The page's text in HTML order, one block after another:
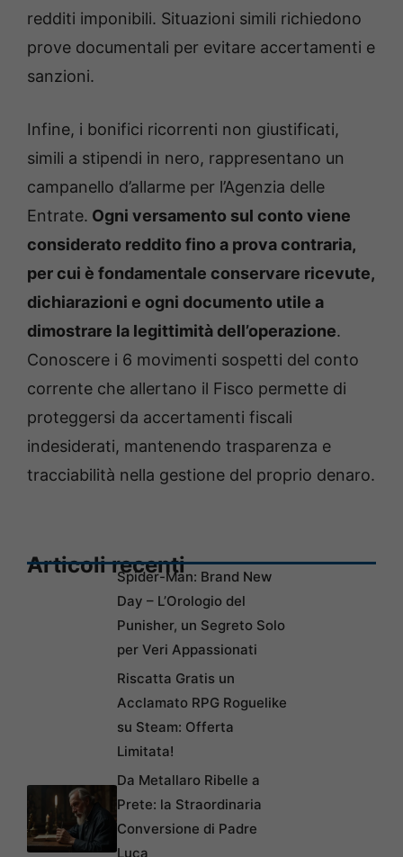
redditi imponibili. Situazioni simili richiedono
prove documentali per evitare accertamenti e
sanzioni.
Infine, i bonifici ricorrenti non giustificati,
simili a stipendi in nero, rappresentano un
campanello d’allarme per l’Agenzia delle
Entrate. Ogni versamento sul conto viene
considerato reddito fino a prova contraria,
per cui è fondamentale conservare ricevute,
dichiarazioni e ogni documento utile a
dimostrare la legittimità dell’operazione.
Conoscere i 6 movimenti sospetti del conto
corrente che allertano il Fisco permette di
proteggersi da accertamenti fiscali
indesiderati, mantenendo trasparenza e
tracciabilità nella gestione del proprio denaro.
Articoli recentiSpider-Man: Brand New
Day – L’Orologio del
Punisher, un Segreto Solo
per Veri Appassionati
Riscatta Gratis un
Acclamato RPG Roguelike
su Steam: Offerta
Limitata!
Da Metallaro Ribelle a
Prete: la Straordinaria
Conversione di Padre
Luca